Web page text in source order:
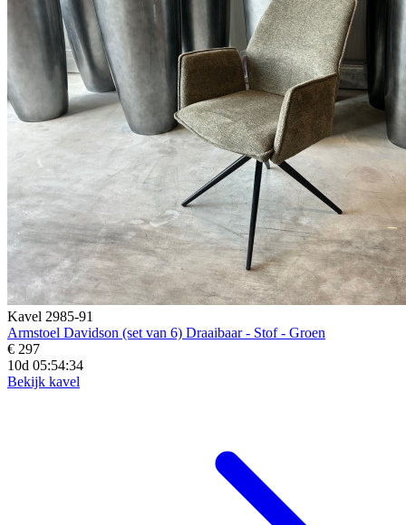
Kavel 2985-91
Armstoel Davidson (set van 6) Draaibaar - Stof - Groen
€ 297
10d 05:54:33
Bekijk kavel